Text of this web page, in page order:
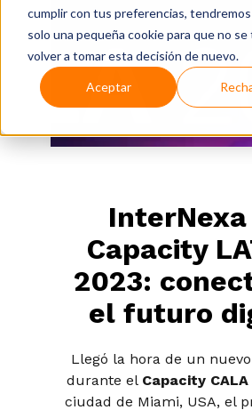
cumplir con tus preferencias,
solo una pequeña cookie para que no
volver a tomar esta decisión de nuevo.
Aceptar
InterNexa
Capacity
2023:
el futuro
Llegó la hora de un
durante el Capacity
ciudad de Miami, USA, el